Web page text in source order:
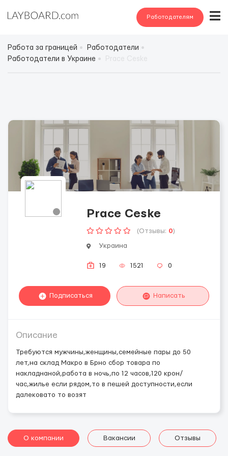
Работодателям
Работа за границей
Работодатели
Работодатели в Украине
Prace Ceske
(Отзывы: 0)
Украина
19 1521 0
Подписаться Написать
Описание
Требуются мужчины,женщины,семейные пары до 50
лет,на склад Макро в Брно сбор товара по
накладнаной,работа в ночь,по 12 часов,120 крон/
час,жилье если рядом,то в пешей доступности,если
далековато то возят
О компании Вакансии Отзывы